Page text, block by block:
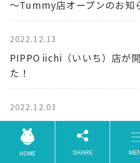
～Tummy店オープンのお知
2022.12.13
PIPPO iichi（いいち）店が
た！
2022.12.03
TOKYOエシカルの第一次パ
になりました！
HOME SHARE